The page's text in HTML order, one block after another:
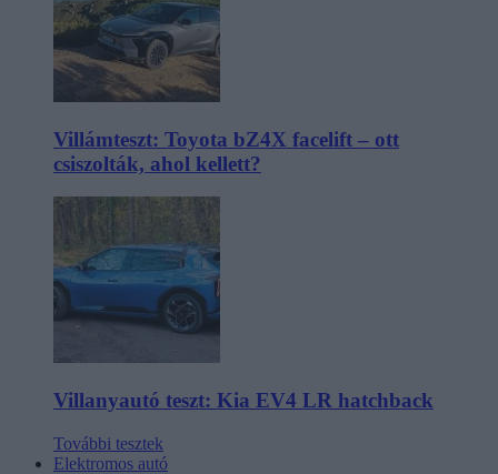
Villámteszt: Toyota bZ4X facelift – ott
csiszolták, ahol kellett?
Villanyautó teszt: Kia EV4 LR hatchback
További tesztek
Elektromos autó